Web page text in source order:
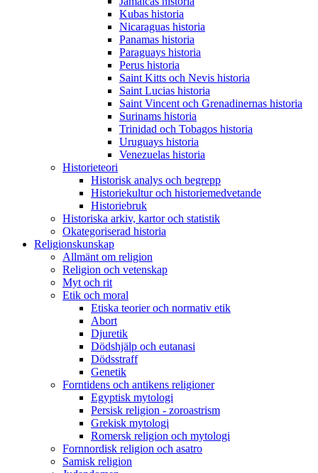
Kubas historia
Nicaraguas historia
Panamas historia
Paraguays historia
Perus historia
Saint Kitts och Nevis historia
Saint Lucias historia
Saint Vincent och Grenadinernas historia
Surinams historia
Trinidad och Tobagos historia
Uruguays historia
Venezuelas historia
Historieteori
Historisk analys och begrepp
Historiekultur och historiemedvetande
Historiebruk
Historiska arkiv, kartor och statistik
Okategoriserad historia
Religionskunskap
Allmänt om religion
Religion och vetenskap
Myt och rit
Etik och moral
Etiska teorier och normativ etik
Abort
Djuretik
Dödshjälp och eutanasi
Dödsstraff
Genetik
Forntidens och antikens religioner
Egyptisk mytologi
Persisk religion - zoroastrism
Grekisk mytologi
Romersk religion och mytologi
Fornnordisk religion och asatro
Samisk religion